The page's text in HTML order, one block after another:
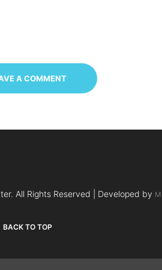
A COMMENT
All Rights Reserved | Developed by
BACK TO TOP